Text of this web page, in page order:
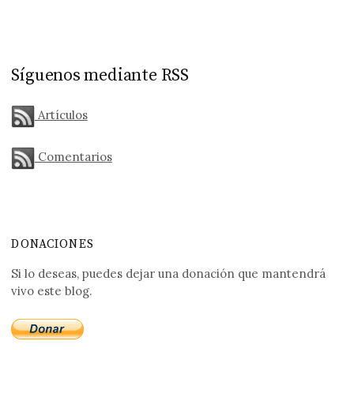
Síguenos mediante RSS
Artículos
Comentarios
DONACIONES
Si lo deseas, puedes dejar una donación que mantendrá
vivo este blog.